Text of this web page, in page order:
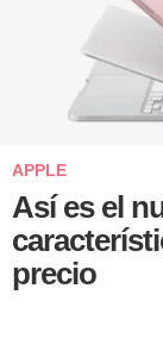
APPLE
Así es el
precio